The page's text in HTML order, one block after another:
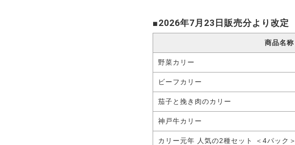
■2026年7月23日販売分より改定
商品名称
野菜カリー
ビーフカリー
茄子と挽き肉のカリー
神戸牛カリー
カリー元年 人気の2種セット ＜4パック＞